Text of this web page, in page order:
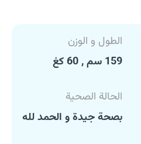
الطول و الوزن
159 سم , 60 كغ
الحالة الصحية
بصحة جيدة و الحمد لله